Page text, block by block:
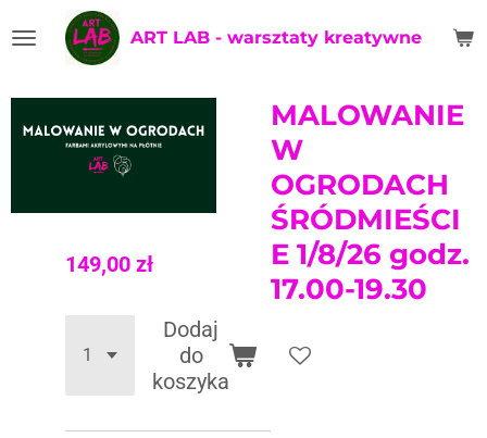
Przejdź
do
treści
ART LAB - warsztaty kreatywne
MALOWANIE
W
OGRODACH
ŚRÓDMIEŚCI
E 1/8/26 godz.
17.00-19.30
149,00 zł
Dodaj
do
koszyka